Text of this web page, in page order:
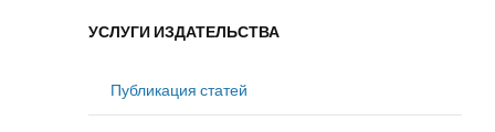
УСЛУГИ ИЗДАТЕЛЬСТВА
Публикация статей